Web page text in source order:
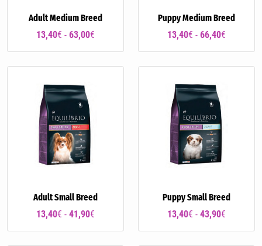
Adult Medium Breed
13,40€ - 63,00€
Puppy Medium Breed
13,40€ - 66,40€
Adult Small Breed
13,40€ - 41,90€
Puppy Small Breed
13,40€ - 43,90€